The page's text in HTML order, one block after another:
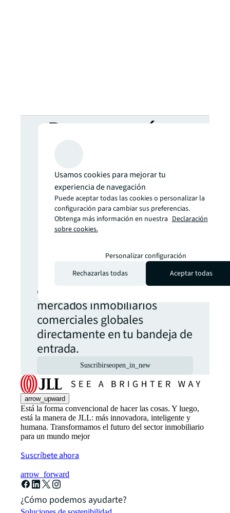
¿Buscas más
información?
No te pierdas
ninguna
actualización.
Las últimas noticias, análisis y
oportunidades de los
mercados inmobiliarios
comerciales globales
directamente en tu bandeja de
entrada.
Suscribirseopen_in_new
arrow_upward
Está la forma convencional de hacer las cosas. Y luego,
está la manera de JLL: más innovadora, inteligente y
humana. Transformamos el futuro del sector inmobiliario
para un mundo mejor
Suscríbete ahora
arrow_forward
¿Cómo podemos ayudarte?
Usamos cookies para mejorar tu
experiencia de navegación
Puede aceptar todas las cookies o personalizar la
configuración para cambiar sus preferencias.
Obtenga más información en nuestra Declaración
sobre cookies.
Personalizar configuración
Rechazarlas todas
Aceptar todas